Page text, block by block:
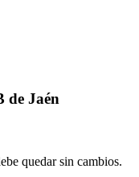
de Jaén
quedar sin cambios.